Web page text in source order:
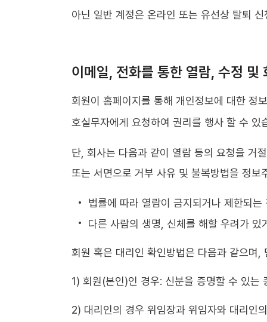
아닌 일반 계정은 온라인 또는 유선상 탈퇴
이메일, 전화를 통한 열람, 수정 및
회원이 홈페이지를 통해 개인정보에 대한 정
호실무자에게 요청하여 권리를 행사 할 수
단, 회사는 다음과 같이 열람 등의 요청을 거
또는 서면으로 거부 사유 및 불복방법을 정보
법률에 따라 열람이 금지되거나 제한되는
다른 사람의 생명, 신체를 해할 우려가
회원 혹은 대리인 확인방법은 다음과 같으며
1) 회원(본인)인 경우: 신분을 증명할 수 있는
2) 대리인의 경우 위임장과 위임자와 대리인